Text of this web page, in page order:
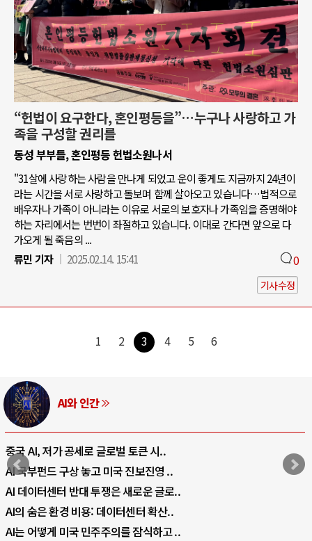
“헌법이 요구한다, 혼인평등을”…누구나 사랑하고 가
족을 구성할 권리를
동성 부부들, 혼인평등 헌법소원나서
"31살에 사랑하는 사람을 만나게 되었고 운이 좋게도 지금까지 24년이
라는 시간을 서로 사랑하고 돌보며 함께 살아오고 있습니다…법적으로
배우자나 가족이 아니라는 이유로 서로의 보호자나 가족임을 증명해야
하는 자리에서는 번번이 좌절하고 있습니다. 이대로 간다면 앞으로 다
가오게 될 죽음의 ...
류민 기자
2025.02.14. 15:41 0
기사수정
1 2 3 4 5 6
AI와 인간
중국 AI, 저가 공세로 글로벌 토큰 시..
AI 국부펀드 구상 놓고 미국 진보진영 ..
AI 데이터센터 반대 투쟁은 새로운 글로..
AI의 숨은 환경 비용: 데이터센터 확산..
AI는 어떻게 미국 민주주의를 잠식하고 ..